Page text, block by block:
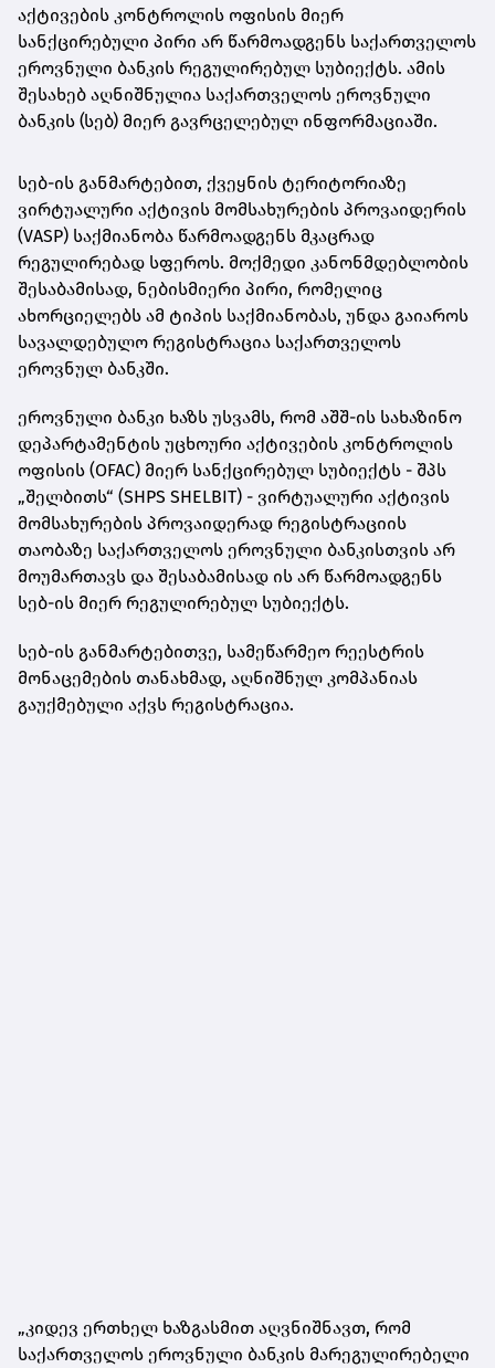
აქტივების კონტროლის ოფისის მიერ
სანქცირებული პირი არ წარმოადგენს საქართველოს
ეროვნული ბანკის რეგულირებულ სუბიექტს. ამის
შესახებ აღნიშნულია საქართველოს ეროვნული
ბანკის (სებ) მიერ გავრცელებულ ინფორმაციაში.
სებ-ის განმარტებით, ქვეყნის ტერიტორიაზე
ვირტუალური აქტივის მომსახურების პროვაიდერის
(VASP) საქმიანობა წარმოადგენს მკაცრად
რეგულირებად სფეროს. მოქმედი კანონმდებლობის
შესაბამისად, ნებისმიერი პირი, რომელიც
ახორციელებს ამ ტიპის საქმიანობას, უნდა გაიაროს
სავალდებულო რეგისტრაცია საქართველოს
ეროვნულ ბანკში.
ეროვნული ბანკი ხაზს უსვამს, რომ აშშ-ის სახაზინო
დეპარტამენტის უცხოური აქტივების კონტროლის
ოფისის (OFAC) მიერ სანქცირებულ სუბიექტს - შპს
„შელბითს“ (SHPS SHELBIT) - ვირტუალური აქტივის
მომსახურების პროვაიდერად რეგისტრაციის
თაობაზე საქართველოს ეროვნული ბანკისთვის არ
მოუმართავს და შესაბამისად ის არ წარმოადგენს
სებ-ის მიერ რეგულირებულ სუბიექტს.
სებ-ის განმარტებითვე, სამეწარმეო რეესტრის
მონაცემების თანახმად, აღნიშნულ კომპანიას
გაუქმებული აქვს რეგისტრაცია.
„კიდევ ერთხელ ხაზგასმით აღვნიშნავთ, რომ
საქართველოს ეროვნული ბანკის მარეგულირებელი